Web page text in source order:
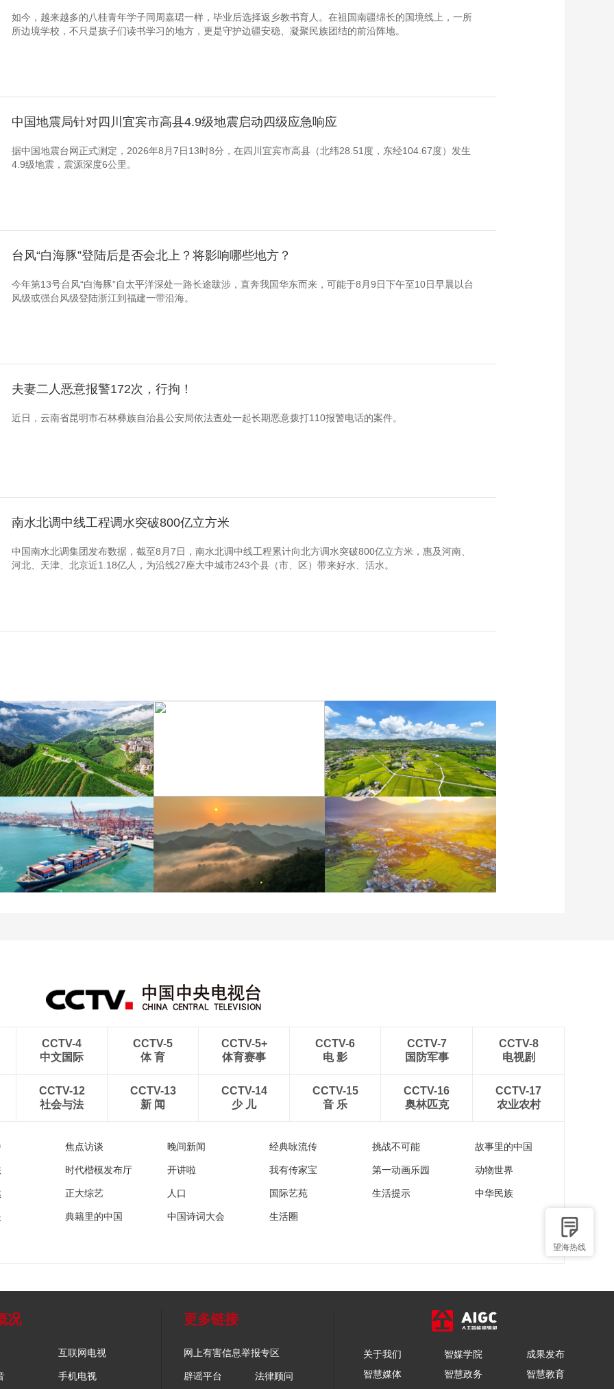
望海热线
如今，越来越多的八桂青年学子同周嘉珺一样，毕业后选择返乡教书育人。在祖国南疆绵长的国境线上，一所
所边境学校，不只是孩子们读书学习的地方，更是守护边疆安稳、凝聚民族团结的前沿阵地。
中国地震局针对四川宜宾市高县4.9级地震启动四级应急响应
据中国地震台网正式测定，2026年8月7日13时8分，在四川宜宾市高县（北纬28.51度，东经104.67度）发生
4.9级地震，震源深度6公里。
台风“白海豚”登陆后是否会北上？将影响哪些地方？
今年第13号台风“白海豚”自太平洋深处一路长途跋涉，直奔我国华东而来，可能于8月9日下午至10日早晨以台
风级或强台风级登陆浙江到福建一带沿海。
夫妻二人恶意报警172次，行拘！
近日，云南省昆明市石林彝族自治县公安局依法查处一起长期恶意拨打110报警电话的案件。
南水北调中线工程调水突破800亿立方米
中国南水北调集团发布数据，截至8月7日，南水北调中线工程累计向北方调水突破800亿立方米，惠及河南、
河北、天津、北京近1.18亿人，为沿线27座大中城市243个县（市、区）带来好水、活水。
期出游 乐享美好时光
江苏泗洪：洪泽湖湿地白
鹭嬉戏
重庆梁平：优质水稻丰收
在望
CCTV-4
中文国际
CCTV-5
体 育
CCTV-5+
体育赛事
CCTV-6
电 影
CCTV-7
国防军事
CCTV-8
电视剧
CCTV-12
社会与法
CCTV-13
新 闻
CCTV-14
少 儿
CCTV-15
音 乐
CCTV-16
奥林匹克
CCTV-17
农业农村
焦点访谈 晚间新闻 经典咏流传 挑战不可能 故事里的中国
时代楷模发布厅 开讲啦 我有传家宝 第一动画乐园 动物世界
正大综艺 人口 国际艺苑 生活提示 中华民族
典籍里的中国 中国诗词大会 生活圈
况
互联网电视
手机电视
更多链接
网上有害信息举报专区
辟谣平台 法律顾问
关于我们 智媒学院
成果发布
智慧媒体
智慧政务 智慧教育